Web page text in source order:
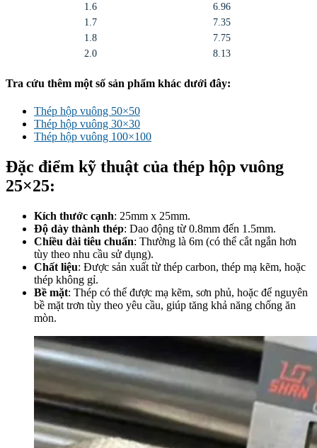
1.6
6.96
1.7
7.35
1.8
7.75
2.0
8.13
Tra cứu thêm một số sản phẩm khác dưới đây:
Thép hộp vuông 50×50
Thép hộp vuông 30×30
Thép hộp vuông 100×100
Đặc điểm kỹ thuật của thép hộp vuông
25×25:
Kích thước cạnh: 25mm x 25mm.
Độ dày thành thép: Dao động từ 0.8mm đến 1.5mm.
Chiều dài tiêu chuẩn: Thường là 6m (có thể cắt ngắn hơn
tùy theo nhu cầu sử dụng).
Chất liệu: Được sản xuất từ thép carbon, thép mạ kẽm, hoặc
thép không gỉ.
Bề mặt: Thép có thể được mạ kẽm, sơn phủ, hoặc để nguyên
bề mặt trơn tùy theo yêu cầu, giúp tăng khả năng chống ăn
mòn.